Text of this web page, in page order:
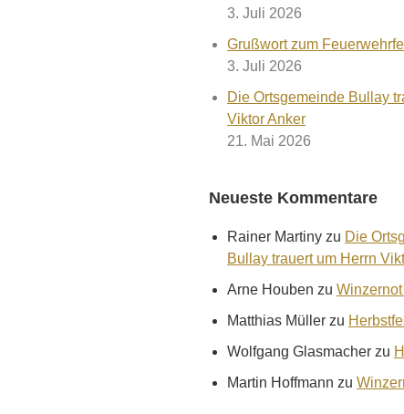
3. Juli 2026
Grußwort zum
3. Juli 2026
Die Ortsgemeinde Bullay
Viktor Anker
21. Mai 2026
Neueste Kommentare
Rainer Martiny zu Die
Bullay trauert um Herrn
Arne Houben zu
Matthias Müller zu
Wolfgang Glasmacher zu
Martin Hoffmann zu